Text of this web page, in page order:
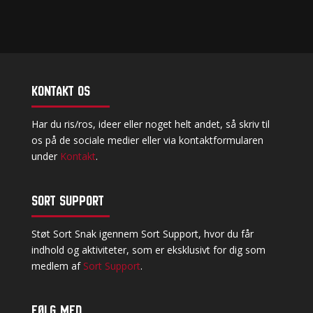
Kontakt os
Har du ris/ros, ideer eller noget helt andet, så skriv til
os på de sociale medier eller via kontaktformularen
under Kontakt.
Sort Support
Støt Sort Snak igennem Sort Support, hvor du får
indhold og aktiviteter, som er eksklusivt for dig som
medlem af Sort Support.